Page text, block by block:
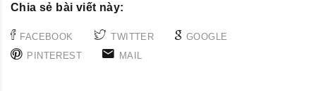
Chia sẻ bài viết này:
FACEBOOK TWITTER
GOOGLE
PINTEREST
MAIL